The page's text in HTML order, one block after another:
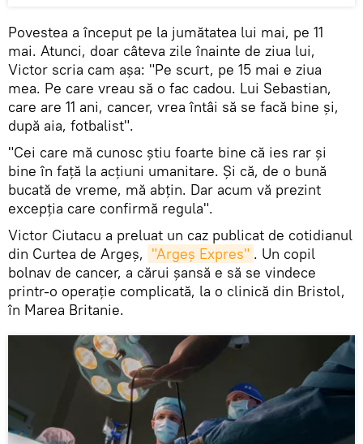
Povestea a început pe la jumătatea lui mai, pe 11
mai. Atunci, doar câteva zile înainte de ziua lui,
Victor scria cam așa: "Pe scurt, pe 15 mai e ziua
mea. Pe care vreau să o fac cadou. Lui Sebastian,
care are 11 ani, cancer, vrea întâi să se facă bine și,
după aia, fotbalist".
"Cei care mă cunosc știu foarte bine că ies rar și
bine în față la acțiuni umanitare. Și că, de o bună
bucată de vreme, mă abțin. Dar acum vă prezint
excepția care confirmă regula".
Victor Ciutacu a preluat un caz publicat de cotidianul
din Curtea de Argeș, "Argeș Expres" . Un copil
bolnav de cancer, a cărui șansă e să se vindece
printr-o operație complicată, la o clinică din Bristol,
în Marea Britanie.